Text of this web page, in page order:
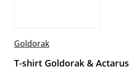
Goldorak
T-shirt Goldorak & Actarus